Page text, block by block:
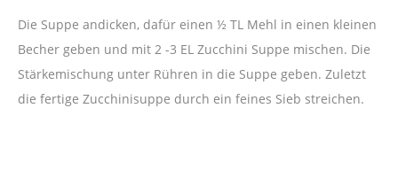
Die Suppe andicken, dafür einen ½ TL Mehl in einen kleinen
Becher geben und mit 2 -3 EL Zucchini Suppe mischen. Die
Stärkemischung unter Rühren in die Suppe geben. Zuletzt
die fertige Zucchinisuppe durch ein feines Sieb streichen.